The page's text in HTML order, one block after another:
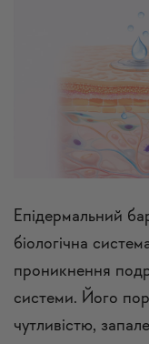
Епідермальний
біологічна
проникнення
системи. Його
чутливістю,